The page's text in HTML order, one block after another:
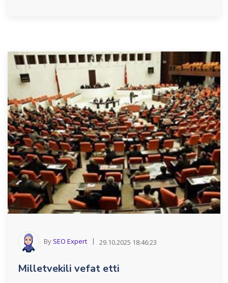
By SEO Expert 29.10.2025 18:46:23
Milletvekili vefat etti